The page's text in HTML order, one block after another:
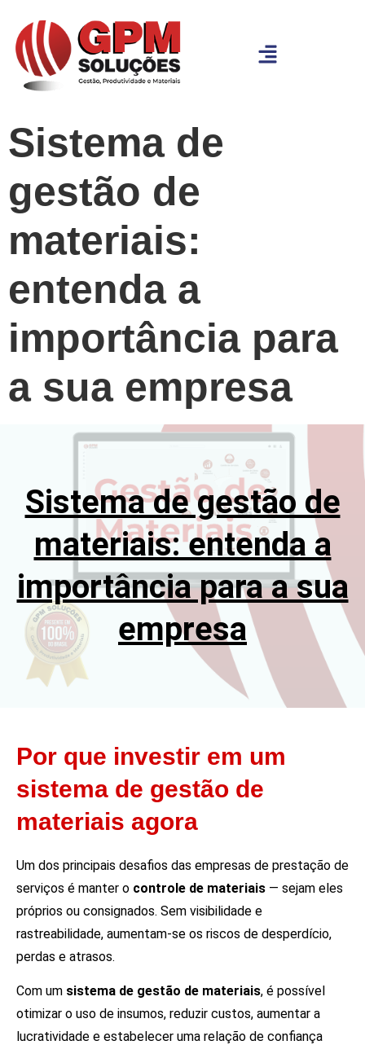
Sistema de
gestão de
materiais:
entenda a
importância para
a sua empresa
Sistema de gestão de
materiais: entenda a
importância para a sua
empresa
Por que investir em um
sistema de gestão de
materiais agora
Um dos principais desafios das empresas de prestação de
serviços é manter o controle de materiais — sejam eles
próprios ou consignados. Sem visibilidade e
rastreabilidade, aumentam-se os riscos de desperdício,
perdas e atrasos.
Com um sistema de gestão de materiais, é possível
otimizar o uso de insumos, reduzir custos, aumentar a
lucratividade e estabelecer uma relação de confiança